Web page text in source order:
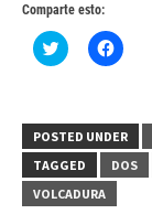
Comparte esto:
Haz
clic
(Se
abre
en
una
ventana
nueva)
Haz
clic
(Se
abre
en
una
nueva)
POSTED UNDER
TAGGED
DOS
VOLCADURA